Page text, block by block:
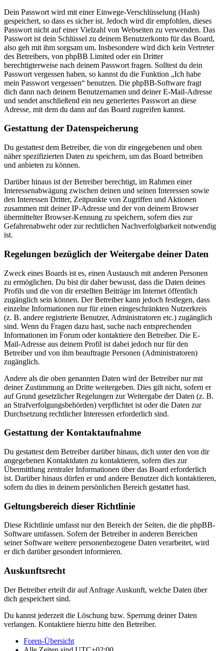
Dein Passwort wird mit einer Einwege-Verschlüsselung (Hash)
gespeichert, so dass es sicher ist. Jedoch wird dir empfohlen, dieses
Passwort nicht auf einer Vielzahl von Webseiten zu verwenden. Das
Passwort ist dein Schlüssel zu deinem Benutzerkonto für das Board,
also geh mit ihm sorgsam um. Insbesondere wird dich kein Vertreter
des Betreibers, von phpBB Limited oder ein Dritter
berechtigterweise nach deinem Passwort fragen. Solltest du dein
Passwort vergessen haben, so kannst du die Funktion „Ich habe
mein Passwort vergessen“ benutzen. Die phpBB-Software fragt
dich dann nach deinem Benutzernamen und deiner E-Mail-Adresse
und sendet anschließend ein neu generiertes Passwort an diese
Adresse, mit dem du dann auf das Board zugreifen kannst.
Gestattung der Datenspeicherung
Du gestattest dem Betreiber, die von dir eingegebenen und oben
näher spezifizierten Daten zu speichern, um das Board betreiben
und anbieten zu können.
Darüber hinaus ist der Betreiber berechtigt, im Rahmen einer
Interessenabwägung zwischen deinen und seinen Interessen sowie
den Interessen Dritter, Zeitpunkte von Zugriffen und Aktionen
zusammen mit deiner IP-Adresse und der von deinem Browser
übermittelter Browser-Kennung zu speichern, sofern dies zur
Gefahrenabwehr oder zur rechtlichen Nachverfolgbarkeit notwendig
ist.
Regelungen bezüglich der Weitergabe deiner Daten
Zweck eines Boards ist es, einen Austausch mit anderen Personen
zu ermöglichen. Du bist dir daher bewusst, dass die Daten deines
Profils und die von dir erstellten Beiträge im Internet öffentlich
zugänglich sein können. Der Betreiber kann jedoch festlegen, dass
einzelne Informationen nur für einen eingeschränkten Nutzerkreis
(z. B. andere registrierte Benutzer, Administratoren etc.) zugänglich
sind. Wenn du Fragen dazu hast, suche nach entsprechenden
Informationen im Forum oder kontaktiere den Betreiber. Die E-
Mail-Adresse aus deinem Profil ist dabei jedoch nur für den
Betreiber und von ihm beauftragte Personen (Administratoren)
zugänglich.
Andere als die oben genannten Daten wird der Betreiber nur mit
deiner Zustimmung an Dritte weitergeben. Dies gilt nicht, sofern er
auf Grund gesetzlicher Regelungen zur Weitergabe der Daten (z. B.
an Strafverfolgungsbehörden) verpflichtet ist oder die Daten zur
Durchsetzung rechtlicher Interessen erforderlich sind.
Gestattung der Kontaktaufnahme
Du gestattest dem Betreiber darüber hinaus, dich unter den von dir
angegebenen Kontaktdaten zu kontaktieren, sofern dies zur
Übermittlung zentraler Informationen über das Board erforderlich
ist. Darüber hinaus dürfen er und andere Benutzer dich kontaktieren,
sofern du dies in deinem persönlichen Bereich gestattet hast.
Geltungsbereich dieser Richtlinie
Diese Richtlinie umfasst nur den Bereich der Seiten, die die phpBB-
Software umfassen. Sofern der Betreiber in anderen Bereichen
seiner Software weitere personenbezogene Daten verarbeitet, wird
er dich darüber gesondert informieren.
Auskunftsrecht
Der Betreiber erteilt dir auf Anfrage Auskunft, welche Daten über
dich gespeichert sind.
Du kannst jederzeit die Löschung bzw. Sperrung deiner Daten
verlangen. Kontaktiere hierzu bitte den Betreiber.
Foren-Übersicht